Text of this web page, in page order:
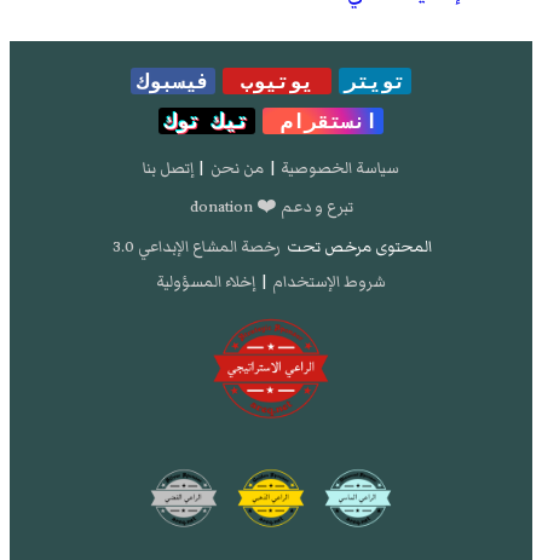
تويتر يوتيوب
فيسبوك
انستقرام
تيك توك
سياسة الخصوصية | من نحن | إتصل بنا
تبرع و دعم ❤️ donation
المحتوى مرخص تحت رخصة المشاع الإبداعي 3.0
شروط الإستخدام | إخلاء المسؤولية